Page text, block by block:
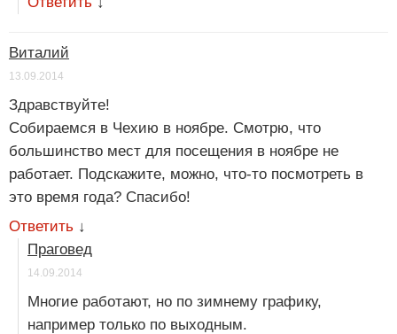
Виталий
13.09.2014
Здравствуйте!
Собираемся в Чехию в ноябре. Смотрю, что
большинство мест для посещения в ноябре не
работает. Подскажите, можно, что-то посмотреть в
это время года? Спасибо!
Ответить ↓
Праговед
14.09.2014
Многие работают, но по зимнему графику,
например только по выходным.